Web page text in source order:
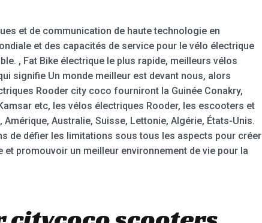
et de communication de haute technologie en
et des capacités de service pour le vélo électrique
, Fat Bike électrique le plus rapide, meilleurs vélos
signifie Un monde meilleur est devant nous, alors
Rooder city coco fourniront la Guinée Conakry,
etc, les vélos électriques Rooder, les escooters et
Australie, Suisse, Lettonie, Algérie, États-Unis.
de défier les limitations sous tous les aspects pour créer
promouvoir un meilleur environnement de vie pour la